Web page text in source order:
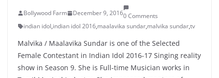
Bollywood Farm December 9, 20160 Comments
indian idol,indian idol 2016,maalavika sundar,malvika sundar,tv
Malvika / Maalavika Sundar is one of the Selected
Female Contestant in Indian Idol 2016-17 Singing reality
show in Season 9. She is Full-time Musician works in